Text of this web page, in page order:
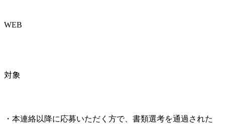
WEB
対象
・本連絡以降に応募いただく方で、書類選考を通過された